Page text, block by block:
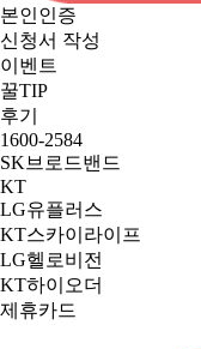
본인인증
신청서 작성
이벤트
꿀TIP
후기
1600-2584
SK브로드밴드
KT
LG유플러스
KT스카이라이프
LG헬로비전
KT하이오더
제휴카드